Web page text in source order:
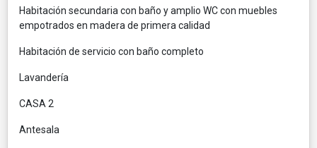
Habitación secundaria con baño y amplio WC con muebles
empotrados en madera de primera calidad
Habitación de servicio con baño completo
Lavandería
CASA 2
Antesala